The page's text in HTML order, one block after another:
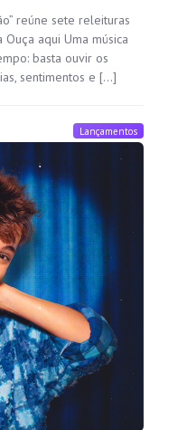
reúne sete releituras
aqui Uma música
basta ouvir os
sentimentos e […]
Lançamentos